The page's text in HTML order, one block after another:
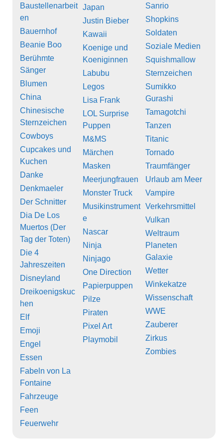
Baustellenarbeit
en
Bauernhof
Beanie Boo
Berühmte
Sänger
Blumen
China
Chinesische
Sternzeichen
Cowboys
Cupcakes und
Kuchen
Danke
Denkmaeler
Der Schnitter
Dia De Los
Muertos (Der
Tag der Toten)
Die 4
Jahreszeiten
Disneyland
Dreikoenigskuc
hen
Elf
Emoji
Engel
Essen
Fabeln von La
Fontaine
Fahrzeuge
Feen
Feuerwehr
Japan
Justin Bieber
Kawaii
Koenige und
Koeniginnen
Labubu
Legos
Lisa Frank
LOL Surprise
Puppen
M&MS
Märchen
Masken
Meerjungfrauen
Monster Truck
Musikinstrument
e
Nascar
Ninja
Ninjago
One Direction
Papierpuppen
Pilze
Piraten
Pixel Art
Playmobil
Sanrio
Shopkins
Soldaten
Soziale Medien
Squishmallow
Sternzeichen
Sumikko
Gurashi
Tamagotchi
Tanzen
Titanic
Tornado
Traumfänger
Urlaub am Meer
Vampire
Verkehrsmittel
Vulkan
Weltraum
Planeten
Galaxie
Wetter
Winkekatze
Wissenschaft
WWE
Zauberer
Zirkus
Zombies